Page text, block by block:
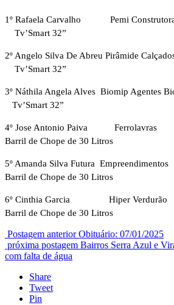
1º Rafaela Carvalho
Tv’Smart 32”
2º Angelo Silva De Abreu
Tv’Smart 32”
3º Náthila Angela Alves Biomip
Tv’Smart 32”
4º Jose Antonio Paiva
Barril de Chope de 30 Litros
5º Amanda Silva Futura
Barril de Chope de 30 Litros
6º Cinthia Garcia
Barril de Chope de 30 Litros
Postagem anterior Obituário: 07/01/2025
próxima postagem Bairros Serra Azul e
com falta de água
Share
Tweet
Pin